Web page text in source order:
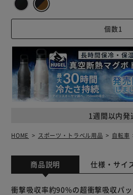
1週間以内発
HOME スポーツ・トラベル用品 自転車
商品説明 仕様・サイ
衝撃吸収率約90%の超衝撃吸収パ